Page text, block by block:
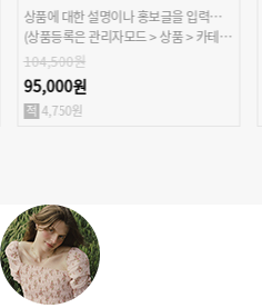
상품에 대한 설명이나 홍보글을 입력해주세요.
(상품등록은 관리자모드 > 상품 > 카테고리/상품관리 > 상품등록 가능)
104,500원
95,000원
4,750원